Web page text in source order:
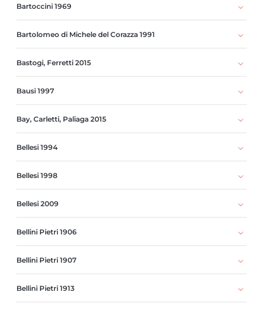
Bartoccini 1969
Bartolomeo di Michele del Corazza 1991
Bastogi, Ferretti 2015
Bausi 1997
Bay, Carletti, Paliaga 2015
Bellesi 1994
Bellesi 1998
Bellesi 2009
Bellini Pietri 1906
Bellini Pietri 1907
Bellini Pietri 1913